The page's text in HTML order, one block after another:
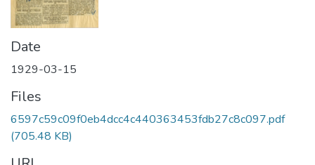
Date
1929-03-15
Files
6597c59c09f0eb4dcc4c440363453fdb27c8c097.pdf
(705.48 KB)